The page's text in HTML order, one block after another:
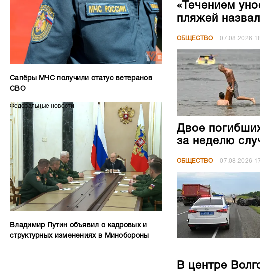
Сапёры МЧС получили статус ветеранов
СВО
Федеральные новости
Владимир Путин объявил о кадровых и
структурных изменениях в Минобороны
«Течением
пляжей
ОБЩЕСТВО 07.08.2026
Двое
за неделю
ОБЩЕСТВО 07.08.2026
В центре